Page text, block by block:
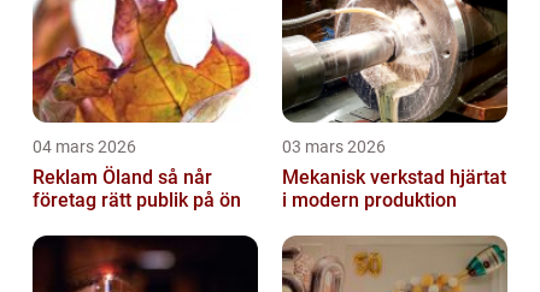
04 mars 2026
Reklam Öland så når
företag rätt publik på ön
03 mars 2026
Mekanisk verkstad hjärtat
i modern produktion